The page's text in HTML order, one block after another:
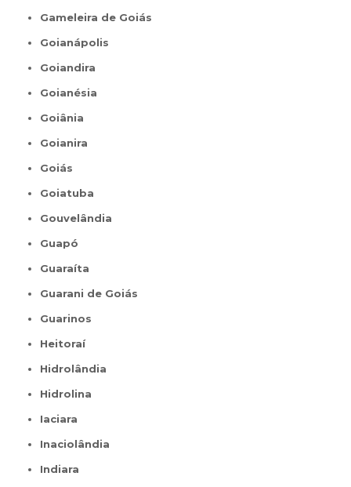
Gameleira de Goiás
Goianápolis
Goiandira
Goianésia
Goiânia
Goianira
Goiás
Goiatuba
Gouvelândia
Guapó
Guaraíta
Guarani de Goiás
Guarinos
Heitoraí
Hidrolândia
Hidrolina
Iaciara
Inaciolândia
Indiara